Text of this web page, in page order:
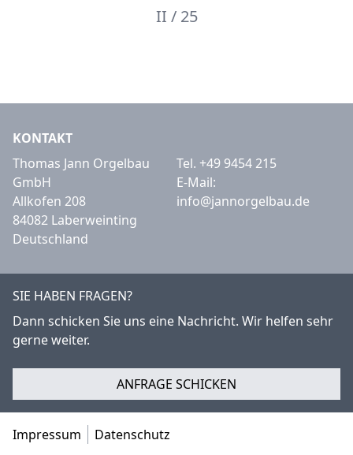
II / 25
KONTAKT
Thomas Jann Orgelbau
GmbH
Allkofen 208
84082 Laberweinting
Deutschland
Tel. +49 9454 215
E-Mail:
info@jannorgelbau.de
SIE HABEN FRAGEN?
Dann schicken Sie uns eine Nachricht. Wir helfen sehr
gerne weiter.
ANFRAGE SCHICKEN
Impressum Datenschutz